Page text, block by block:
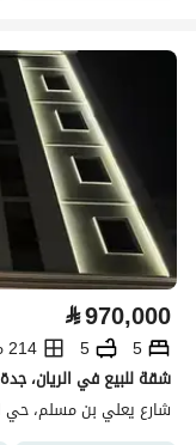
⃁970,000
5
5
214 م2
شقة للبيع في الريان، جدة
شارع يعلي بن مسلم، حي